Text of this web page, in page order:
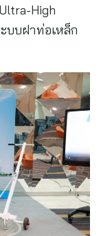
High
บบฝาท่อเหล็ก